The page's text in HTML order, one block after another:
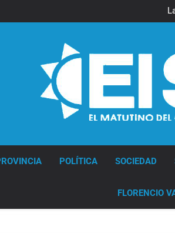
POLÍTICA SOCIEDAD
FLORENCIO